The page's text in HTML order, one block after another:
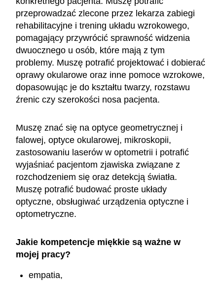
przeprowadzać zlecone przez lekarza zabiegi
rehabilitacyjne i trening układu wzrokowego,
pomagający przywrócić sprawność widzenia
dwuocznego u osób, które mają z tym
problemy. Muszę potrafić projektować i dobierać
oprawy okularowe oraz inne pomoce wzrokowe,
dopasowując je do kształtu twarzy, rozstawu
źrenic czy szerokości nosa pacjenta.
Muszę znać się na optyce geometrycznej i
falowej, optyce okularowej, mikroskopii,
zastosowaniu laserów w optometrii i potrafić
wyjaśniać pacjentom zjawiska związane z
rozchodzeniem się oraz detekcją światła.
Muszę potrafić budować proste układy
optyczne, obsługiwać urządzenia optyczne i
optometryczne.
Jakie kompetencje miękkie są ważne w
mojej pracy?
empatia,